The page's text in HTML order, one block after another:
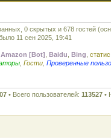
0 скрытых и 678 гостей
11 сен 2025, 19:41
Amazon [Bot] Baidu Bing статис
Гости Проверенные
• Всего пользователей: 113527 •